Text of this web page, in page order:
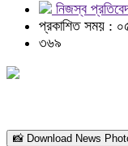
নিজস্ব
প্রকাশিত সময় :
৩৬৯
📸 Download News